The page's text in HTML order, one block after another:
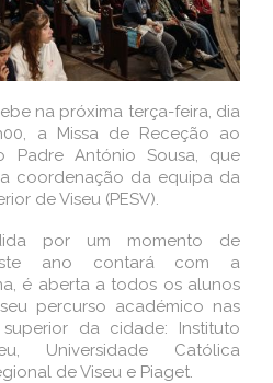
na próxima terça-feira, dia
a Missa de Receção ao
Padre António Sousa, que
coordenação da equipa da
de Viseu (PESV).
por um momento de
ano contará com a
é aberta a todos os alunos
percurso académico nas
da cidade: Instituto
Universidade Católica
de Viseu e Piaget.